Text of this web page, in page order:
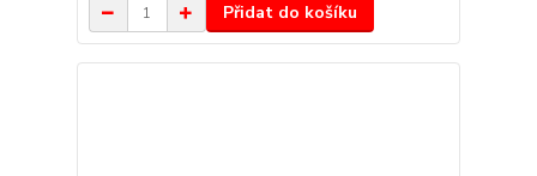
Přidat do košíku